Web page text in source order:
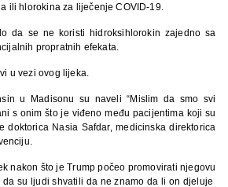
ili hlorokina za liječenje COVID-19.
da se ne koristi hidroksihlorokin zajedno sa
propratnih efekata.
u vezi ovog lijeka.
u Madisonu su naveli “Mislim da smo svi
s onim što je viđeno među pacijentima koji su
doktorica Nasia Safdar, medicinska direktorica
nakon što je Trump počeo promovirati njegovu
da su ljudi shvatili da ne znamo da li on djeluje